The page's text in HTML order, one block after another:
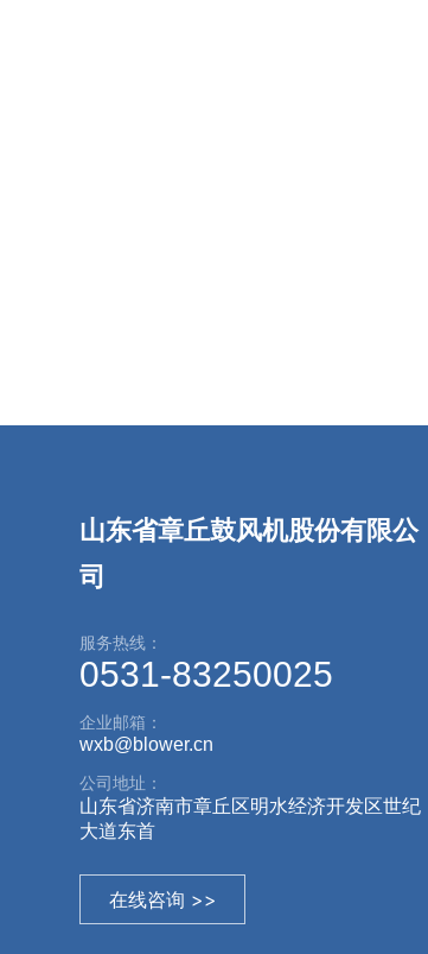
山东省章丘鼓风机股份有限公
司
服务热线：
0531-83250025
企业邮箱：
wxb@blower.cn
公司地址：
山东省济南市章丘区明水经济开发区世纪
大道东首
在线咨询 >>